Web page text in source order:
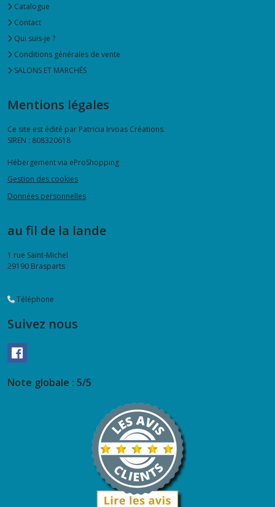
Catalogue
Contact
Qui suis-je ?
Conditions générales de vente
SALONS ET MARCHÉS
Mentions légales
Ce site est édité par Patricia Irvoas Créations.
SIREN : 808320618
Hébergement via eProShopping
Gestion des cookies
Données personnelles
au fil de la lande
1 rue Saint-Michel
29190 Brasparts
Téléphone
Suivez nous
Note globale : 5/5